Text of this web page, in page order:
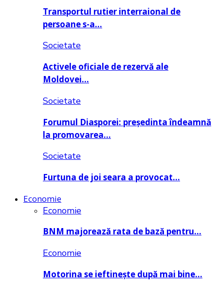
Transportul rutier interraional de
persoane s-a…
Societate
Activele oficiale de rezervă ale
Moldovei…
Societate
Forumul Diasporei: președinta îndeamnă
la promovarea…
Societate
Furtuna de joi seara a provocat…
Economie
Economie
BNM majorează rata de bază pentru…
Economie
Motorina se ieftinește după mai bine…